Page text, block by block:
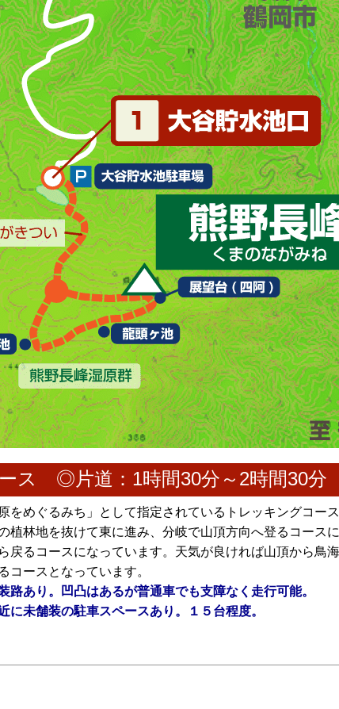
ス ◎片道：1時間30分～2時間30
をめぐるみち」として指定されているトレッキングコー
植林地を抜けて東に進み、分岐で山頂方向へ登るコース
戻るコースになっています。天気が良ければ山頂から鳥
コースとなっています。
路あり。凹凸はあるが普通車でも支障なく走行可能。
に未舗装の駐車スペースあり。１５台程度。